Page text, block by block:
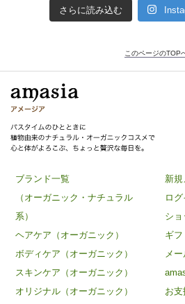
さらに読み込む
このページのTOP
ブランド一覧
（オーガニック・ナチュラル
系）
ヘアケア（オーガニック）
ボディケア（オーガニック）
スキンケア（オーガニック）
オリジナル（オーガニック）
新
ロ
ショ
ギ
メ
お